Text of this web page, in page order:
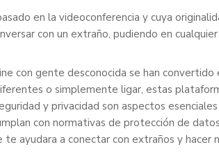
en la videoconferencia y cuya
con un extraño, pudiendo en
con gente desconocida se han
o simplemente ligar, estas
y privacidad son aspectos
con normativas de protección de
ayudara a conectar con extraños y hacer